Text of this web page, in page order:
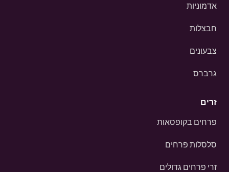
אדמוניות
חבצלות
צבעונים
גרברס
זרים
פרחים בקופסאות
סלסלות פרחים
זרי פרחים גדולים